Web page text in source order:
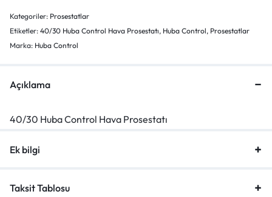
Kategoriler: Prosestatlar
Etiketler: 40/30 Huba Control Hava Prosestatı, Huba Control, Prosestatlar
Marka: Huba Control
Açıklama
40/30 Huba Control Hava Prosestatı
Ek bilgi
Taksit Tablosu